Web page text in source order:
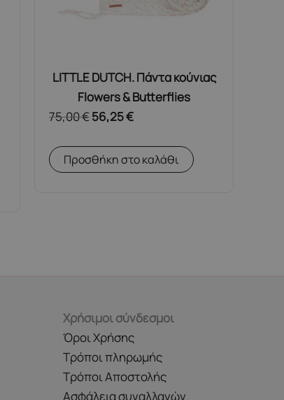
LITTLE DUTCH. Πάντα κούνιας
Flowers & Butterflies
75,00€56,25€
Προσθήκη στο καλάθι
Χρήσιμοι σύνδεσμοι
Όροι Χρήσης
Τρόποι πληρωμής
Τρόποι Αποστολής
Ασφάλεια συναλλαγών